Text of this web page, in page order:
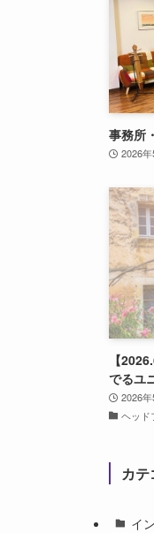
事務所
2026
【
でるユ
2026
ヘッド
カテ
イ